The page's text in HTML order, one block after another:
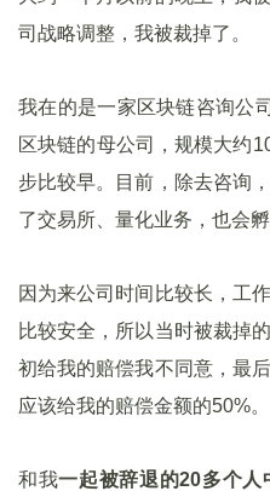
司战略调整，我被裁掉了。
我在的是一家区块链咨询公
区块链的母公司，规模大约
步比较早。目前，除去咨询
了交易所、量化业务，也会
因为来公司时间比较长，工
比较安全，所以当时被裁掉
初给我的赔偿我不同意，最
应该给我的赔偿金额的50%。
和我一起被辞退的20多个人